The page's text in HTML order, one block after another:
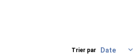
Trier par